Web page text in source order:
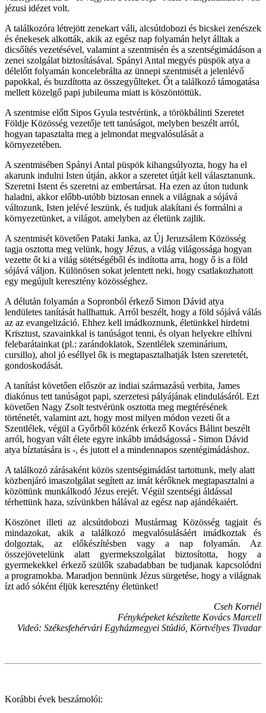
jézusi idézet volt.
A találkozóra létrejött zenekart váli, alcsútdobozi és bicskei zenészek
és énekesek alkották, akik az egész nap folyamán helyt álltak a
dicsőítés vezetésével, valamint a szentmisén és a szentségimádáson a
zenei szolgálat biztosításával. Spányi Antal megyés püspök atya a
délelőtt folyamán koncelebrálta az ünnepi szentmisét a jelenlévő
papokkal, és buzdította az összegyűlteket. Őt a találkozó támogatása
mellett közelgő papi jubileuma miatt is köszöntöttük.
A szentmise előtt Sipos Gyula testvérünk, a törökbálinti Szeretet
Földje Közösség vezetője tett tanúságot, melyben beszélt arról,
hogyan tapasztalta meg a jelmondat megvalósulását a
környezetében.
A szentmisében Spányi Antal püspök kihangsúlyozta, hogy ha el
akarunk indulni Isten útján, akkor a szeretet útját kell választanunk.
Szeretni Istent és szeretni az embertársat. Ha ezen az úton tudunk
haladni, akkor előbb-utóbb biztosan ennek a világnak a sójává
változunk, Isten jelévé leszünk, és tudjuk alakítani és formálni a
környezetünket, a világot, amelyben az életünk zajlik.
A szentmisét követően Pataki Janka, az Új Jeruzsálem Közösség
tagja osztotta meg velünk, hogy Jézus, a világ világossága hogyan
vezette őt ki a világ sötétségéből és indította arra, hogy ő is a föld
sójává váljon. Különösen sokat jelentett neki, hogy csatlakozhatott
egy megújult keresztény közösséghez.
A délután folyamán a Sopronból érkező Simon Dávid atya
lendületes tanítását hallhattuk. Arról beszélt, hogy a föld sójává válás
az az evangelizáció. Ehhez kell imádkoznunk, életünkkel hirdetni
Krisztust, szavainkkal is tanúságot tenni, és olyan helyekre elhívni
felebarátainkat (pl.: zarándoklatok, Szentlélek szeminárium,
cursillo), ahol jó eséllyel ők is megtapasztalhatják Isten szeretetét,
gondoskodását.
A tanítást követően először az indiai származású verbita, James
diakónus tett tanúságot papi, szerzetesi pályájának elindulásáról. Ezt
követően Nagy Zsolt testvérünk osztotta meg megtérésének
történetét, valamint azt, hogy most milyen módon vezeti őt a
Szentlélek, végül a Győrből közénk érkező Kovács Bálint beszélt
arról, hogyan vált élete egyre inkább imádságossá - Simon Dávid
atya bíztatására is -, és jutott el a mindennapos szentégimádáshoz.
A találkozó zárásaként közös szentségimádást tartottunk, mely alatt
közbenjáró imaszolgálat segített az imát kérőknek megtapasztalni a
közöttünk munkálkodó Jézus erejét. Végül szentségi áldással
térhettünk haza, szívünkben hálával az egész nap ajándékaiért.
Köszönet illeti az alcsútdobozi Mustármag Közösség tagjait és
mindazokat, akik a találkozó megvalósulásáért imádkoztak és
dolgoztak, az előkészítésben vagy a nap folyamán. Az
összejövetelünk alatt gyermekszolgálat biztosította, hogy a
gyermekekkel érkező szülők szabadabban be tudjanak kapcsolódni
a programokba. Maradjon bennünk Jézus sürgetése, hogy a világnak
ízt adó sóként éljük keresztény életünket!
Cseh Kornél
Fényképeket készítette Kovács Marcell
Videó: Székesfehérvári Egyházmegyei Stúdió, Körtvélyes Tivadar
Korábbi évek beszámolói: